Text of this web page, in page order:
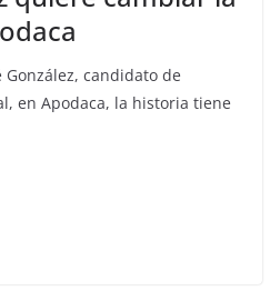
González, candidato de
en Apodaca, la historia tiene